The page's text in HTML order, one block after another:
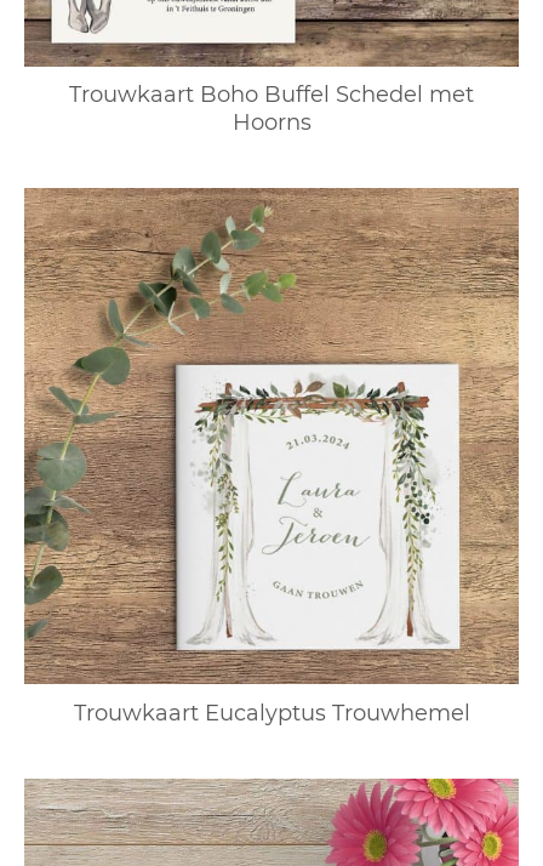
Trouwkaart Boho Buffel Schedel met
Hoorns
Trouwkaart Eucalyptus Trouwhemel